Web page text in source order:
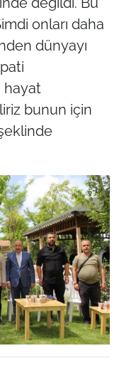
onları daha
dünyayı
hayat
bunun için